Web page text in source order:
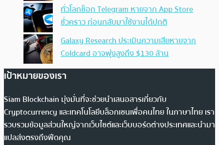
ทั่วโลกช็อก Telegram หายจาก App Store
ชั่วคราว ก่อนกลับมาใช้งานได้ปกติ
Galaxy Research ประเมินความเสียหายจาก
Coldcard อาจพุ่งสูงถึง $130 ล้าน
เป้าหมายของเรา
Siam Blockchain มุ่งมั่นที่จะช่วยนำเสนอสารเกี่ยวกับ
Cryptocurrency และเทคโนโลยีบล็อกเชนเพื่อคนไทย ในภาษาไทย เรา
รวบรวมข้อมูลส่วนใหญ่จากเว็บไซต์และเว็บบอร์ดต่างประเทศและนำมา
แปลส่งตรงถึงฟีดคุณ